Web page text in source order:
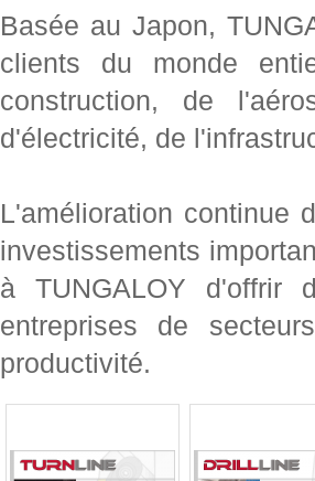
Basée au Japon,
clients du monde
construction, de
d'électricité, de
L'amélioration continue
investissements
à TUNGALOY d'offrir
entreprises de
productivité.